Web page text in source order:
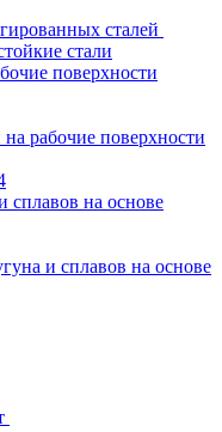
сталей
стали
поверхности
рабочие поверхности
сплавов на основе
и сплавов на основе